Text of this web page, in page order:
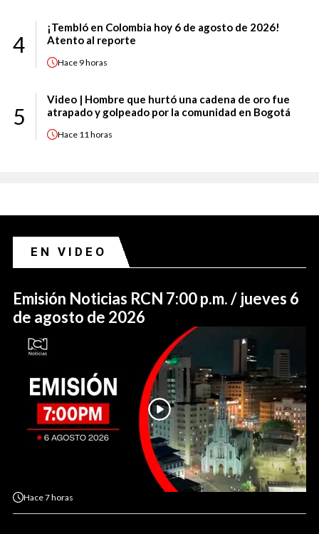
4
¡Tembló en Colombia hoy 6 de agosto de 2026!
Atento al reporte
Hace 9 horas
5
Video | Hombre que hurtó una cadena de oro fue
atrapado y golpeado por la comunidad en Bogotá
Hace 11 horas
EN VIDEO
Emisión Noticias RCN 7:00 p.m. / jueves 6
de agosto de 2026
Hace7 horas